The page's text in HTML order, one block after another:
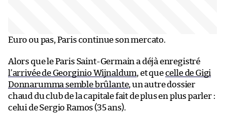
Euro ou pas, Paris continue son mercato.
Alors que le Paris Saint-Germain a déjà enregistré
l’arrivée de Georginio Wijnaldum, et quecelle de Gigi
Donnarumma semble brûlante, un autre dossier
chaud du club de la capitale fait de plus en plus parler :
celui de Sergio Ramos (35 ans).